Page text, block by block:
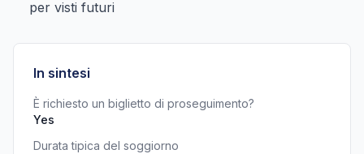
per visti futuri
In sintesi
È richiesto un biglietto di proseguimento?
Yes
Durata tipica del soggiorno